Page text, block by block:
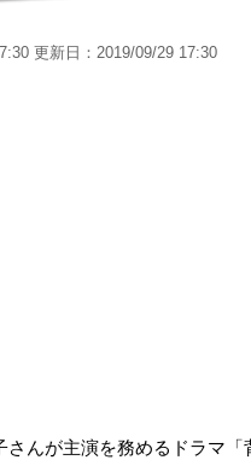
更新日： 2019/09/29 17:30
さんが主演を務めるドラマ